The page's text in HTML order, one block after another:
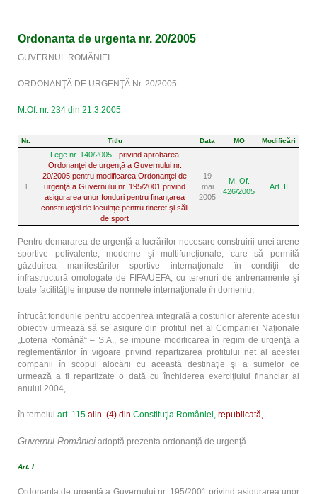
Ordonanta de urgenta nr. 20/2005
GUVERNUL ROMÂNIEI
ORDONANŢĂ DE URGENŢĂ Nr. 20/2005
M.Of. nr. 234 din 21.3.2005
Nr. Titlu Data MO Modificări
1
Lege nr. 140/2005 - privind aprobarea
Ordonanţei de urgenţă a Guvernului nr.
20/2005 pentru modificarea Ordonanţei de
urgenţă a Guvernului nr. 195/2001 privind
asigurarea unor fonduri pentru finanţarea
construcţiei de locuinţe pentru tineret şi săli
de sport
19
mai
2005
M. Of.
426/2005
Art. II
Pentru demararea de urgenţă a lucrărilor necesare construirii unei arene
sportive polivalente, moderne şi multifuncţionale, care să permită
găzduirea manifestărilor sportive internaţionale în condiţii de
infrastructură omologate de FIFA/UEFA, cu terenuri de antrenamente şi
toate facilităţile impuse de normele internaţionale în domeniu,
întrucât fondurile pentru acoperirea integrală a costurilor aferente acestui
obiectiv urmează să se asigure din profitul net al Companiei Naţionale
„Loteria Română“ – S.A., se impune modificarea în regim de urgenţă a
reglementărilor în vigoare privind repartizarea profitului net al acestei
companii în scopul alocării cu această destinaţie şi a sumelor ce
urmează a fi repartizate o dată cu închiderea exerciţiului financiar al
anului 2004,
în temeiul art. 115 alin. (4) din Constituţia României, republicată,
Guvernul României adoptă prezenta ordonanţă de urgenţă.
Art. I
Ordonanţa de urgenţă a Guvernului nr. 195/2001 privind asigurarea unor